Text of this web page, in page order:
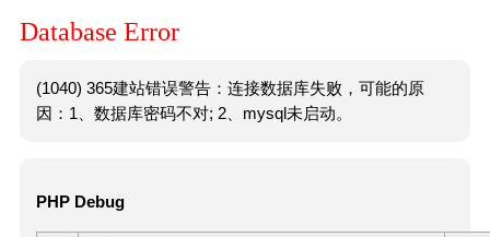
Database Error
(1040) 365建站错误警告：连接数据库失败，可能的原
因：1、数据库密码不对; 2、mysql未启动。
PHP Debug